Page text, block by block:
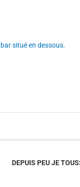
situé en dessous.
DEPUIS PEU JE